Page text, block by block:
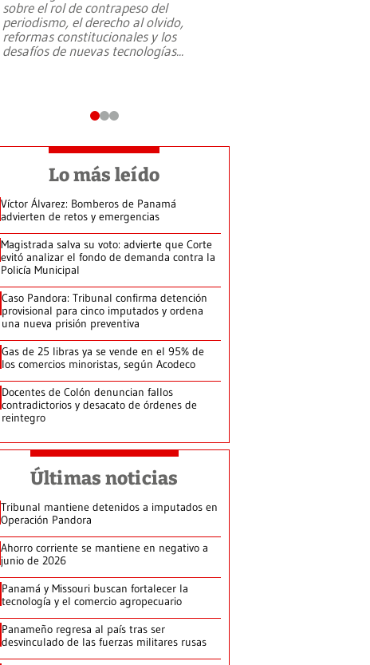
sobre el rol de contrapeso del
periodismo, el derecho al olvido,
reformas constitucionales y los
desafíos de nuevas tecnologías...
Lo más leído
Víctor Álvarez: Bomberos de Panamá
advierten de retos y emergencias
Magistrada salva su voto: advierte que Corte
evitó analizar el fondo de demanda contra la
Policía Municipal
Caso Pandora: Tribunal confirma detención
provisional para cinco imputados y ordena
una nueva prisión preventiva
Gas de 25 libras ya se vende en el 95% de
los comercios minoristas, según Acodeco
Docentes de Colón denuncian fallos
contradictorios y desacato de órdenes de
reintegro
Últimas noticias
Tribunal mantiene detenidos a imputados en
Operación Pandora
Ahorro corriente se mantiene en negativo a
junio de 2026
Panamá y Missouri buscan fortalecer la
tecnología y el comercio agropecuario
Panameño regresa al país tras ser
desvinculado de las fuerzas militares rusas